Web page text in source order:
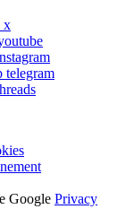
x
telegram
Google Privacy